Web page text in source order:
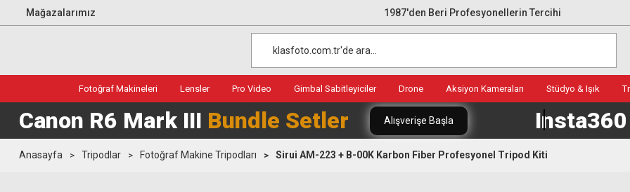
Mağazalarımız 1987'den Beri Profesyonellerin Tercihi
Fotoğraf Makineleri Lensler Pro Video Gimbal Sabitleyiciler Drone Aksiyon Kameraları Stüdyo & Işık
Canon R6 Mark III Bundle Setler Alışverişe Başla
Anasayfa Tripodlar Fotoğraf Makine Tripodları Sirui AM-223 + B-00K Karbon Fiber Profesyonel Tripod Kiti